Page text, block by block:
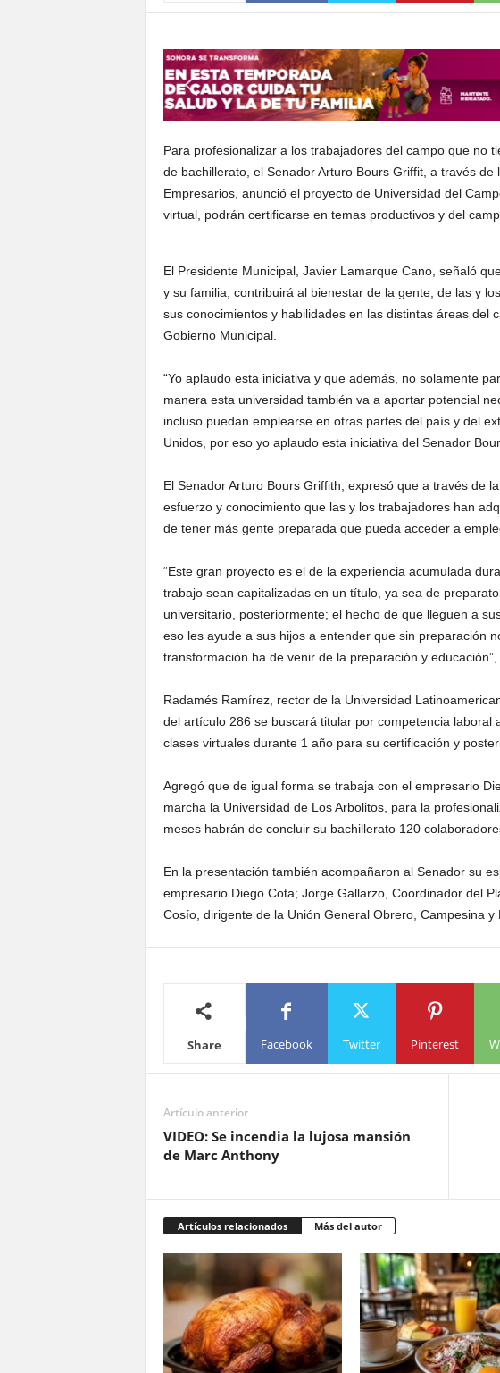
Para profesionalizar a los trabajadores del campo que no
de bachillerato, el Senador Arturo Bours Griffit, a través
Empresarios, anunció el proyecto de Universidad del
virtual, podrán certificarse en temas productivos y del
El Presidente Municipal, Javier Lamarque Cano, señaló
y su familia, contribuirá al bienestar de la gente, de las y
sus conocimientos y habilidades en las distintas áreas del
Gobierno Municipal.
“Yo aplaudo esta iniciativa y que además, no solamente
manera esta universidad también va a aportar potencial
incluso puedan emplearse en otras partes del país y del
Unidos, por eso yo aplaudo esta iniciativa del Senador
El Senador Arturo Bours Griffith, expresó que a través de
esfuerzo y conocimiento que las y los trabajadores han
de tener más gente preparada que pueda acceder a
“Este gran proyecto es el de la experiencia acumulada
trabajo sean capitalizadas en un título, ya sea de
universitario, posteriormente; el hecho de que lleguen a
eso les ayude a sus hijos a entender que sin preparación
transformación ha de venir de la preparación y educación”,
Radamés Ramírez, rector de la Universidad
del artículo 286 se buscará titular por competencia laboral
clases virtuales durante 1 año para su certificación y
Agregó que de igual forma se trabaja con el empresario
marcha la Universidad de Los Arbolitos, para la
meses habrán de concluir su bachillerato 120
En la presentación también acompañaron al Senador su
empresario Diego Cota; Jorge Gallarzo, Coordinador del
Cosío, dirigente de la Unión General Obrero, Campesina y
Share Facebook Twitter Pinterest
Artículo anterior
VIDEO: Se incendia la lujosa mansión
de Marc Anthony
Artículos relacionados Más del autor